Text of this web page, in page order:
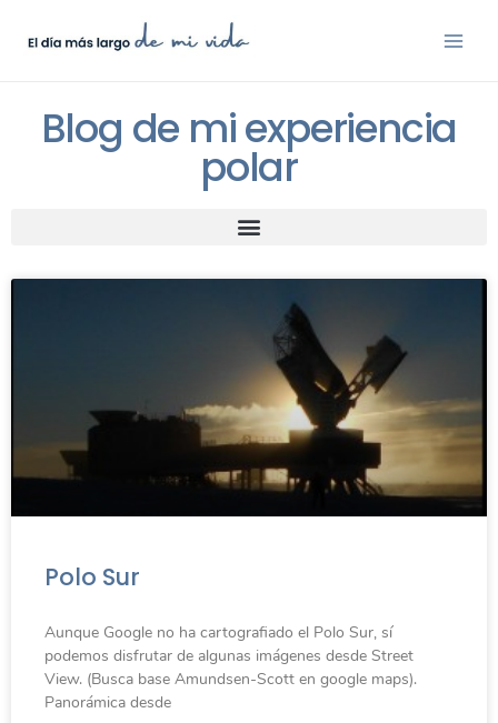
Blog de mi experiencia
polar
Polo Sur
Aunque Google no ha cartografiado el Polo Sur, sí
podemos disfrutar de algunas imágenes desde Street
View. (Busca base Amundsen-Scott en google maps).
Panorámica desde